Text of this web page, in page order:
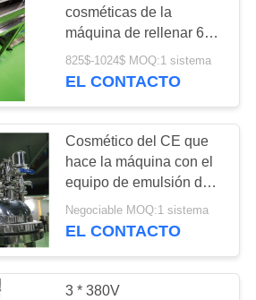
cosméticas de la
máquina de rellenar 60
del perfume del GMP
100W 15p
825$-1024$ MOQ:1 sistema
EL CONTACTO
Cosmético del CE que
hace la máquina con el
equipo de emulsión del
homogeneizador de la
plataforma de la
Negociable MOQ:1 sistema
EL CONTACTO
3 * 380V